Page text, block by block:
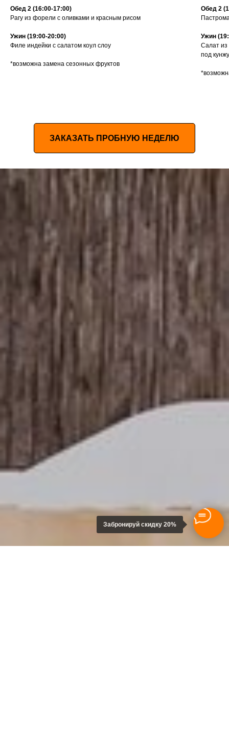
Обед 2 (16:00-17:00)
Рагу из форели с оливками и красным рисом
Ужин (19:00-20:00)
Филе индейки с салатом коул слоу
*возможна замена сезонных фруктов
Обед 2
Ужин
Салат из
под
ЗАКАЗАТЬ ПРОБНУЮ НЕДЕЛЮ
Забронируй скидку 20%